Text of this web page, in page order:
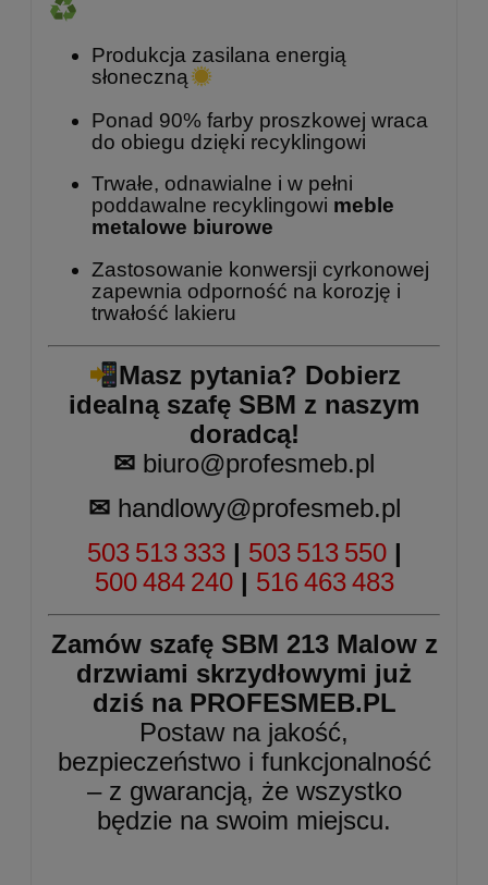
Produkcja zasilana energią
słoneczną
Ponad 90% farby proszkowej wraca
do obiegu dzięki recyklingowi
Trwałe, odnawialne i w pełni
poddawalne recyklingowi meble
metalowe biurowe
Zastosowanie konwersji cyrkonowej
zapewnia odporność na korozję i
trwałość lakieru
Masz pytania? Dobierz
idealną szafę SBM z naszym
doradcą!
✉ biuro@profesmeb.pl
✉ handlowy@profesmeb.pl
503 513 333 | 503 513 550 |
500 484 240 | 516 463 483
Zamów szafę SBM 213 Malow z
drzwiami skrzydłowymi już
dziś na PROFESMEB.PL
Postaw na jakość,
bezpieczeństwo i funkcjonalność
– z gwarancją, że wszystko
będzie na swoim miejscu.